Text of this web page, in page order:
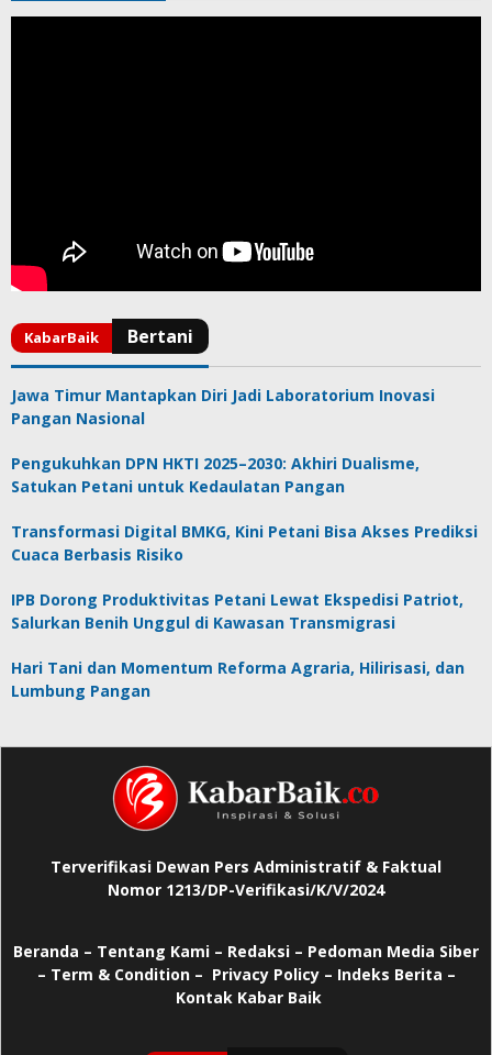
Jawa Timur Mantapkan Diri Jadi Laboratorium Inovasi
Pangan Nasional
Pengukuhkan DPN HKTI 2025–2030: Akhiri Dualisme,
Satukan Petani untuk Kedaulatan Pangan
Transformasi Digital BMKG, Kini Petani Bisa Akses Prediksi
Cuaca Berbasis Risiko
IPB Dorong Produktivitas Petani Lewat Ekspedisi Patriot,
Salurkan Benih Unggul di Kawasan Transmigrasi
Hari Tani dan Momentum Reforma Agraria, Hilirisasi, dan
Lumbung Pangan
Terverifikasi Dewan Pers Administratif & Faktual
Nomor 1213/DP-Verifikasi/K/V/2024
Beranda – Tentang Kami – Redaksi – Pedoman Media Siber
– Term & Condition – Privacy Policy– Indeks Berita –
Kontak Kabar Baik